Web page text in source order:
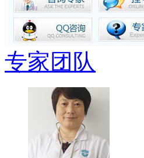
专家团队